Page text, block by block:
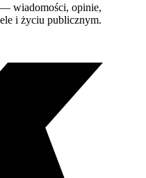
wiadomości, opinie,
i życiu publicznym.